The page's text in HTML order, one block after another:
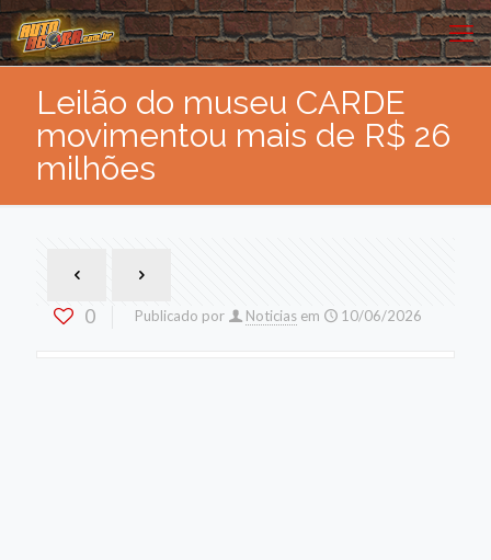
Leilão do museu CARDE
movimentou mais de R$ 26
milhões
0 Publicado por Noticias em 10/06/2026